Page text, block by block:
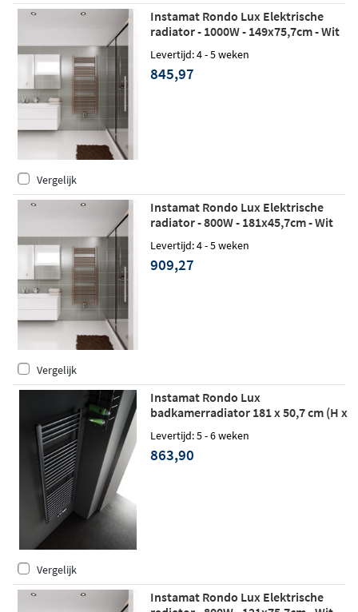
Instamat Rondo Lux Elektrische
radiator - 1000W - 149x75,7cm - Wit
Levertijd: 4 - 5 weken
845,97
Vergelijk
Instamat Rondo Lux Elektrische
radiator - 800W - 181x45,7cm - Wit
Levertijd: 4 - 5 weken
909,27
Vergelijk
Instamat Rondo Lux
badkamerradiator 181 x 50,7 cm (H x
L) soft mat zwart
Levertijd: 5 - 6 weken
863,90
Vergelijk
Instamat Rondo Lux Elektrische